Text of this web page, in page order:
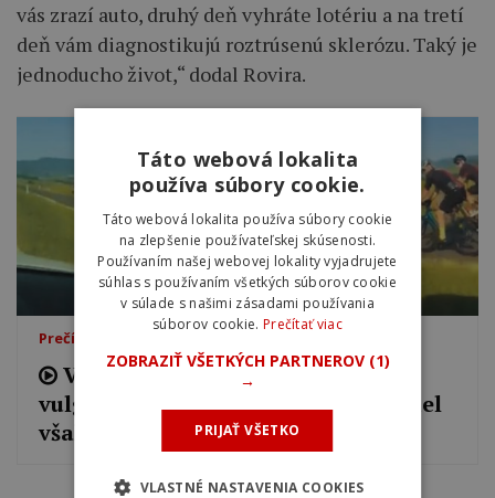
vás zrazí auto, druhý deň vyhráte lotériu a na tretí
deň vám diagnostikujú roztrúsenú sklerózu. Taký je
jednoducho život,“ dodal Rovira.
Prečítajte si tiež
Video: Vodič sa natočil, ako
vulgárne vynadal cyklistom. Nevedel
však, že sú to policajti
Táto webová lokalita
používa súbory cookie.
Táto webová lokalita používa súbory cookie
na zlepšenie používateľskej skúsenosti.
Používaním našej webovej lokality vyjadrujete
súhlas s používaním všetkých súborov cookie
v súlade s našimi zásadami používania
súborov cookie. Prečítať viac
ZOBRAZIŤ VŠETKÝCH PARTNEROV (1)
→
PRIJAŤ VŠETKO
VLASTNÉ NASTAVENIA COOKIES